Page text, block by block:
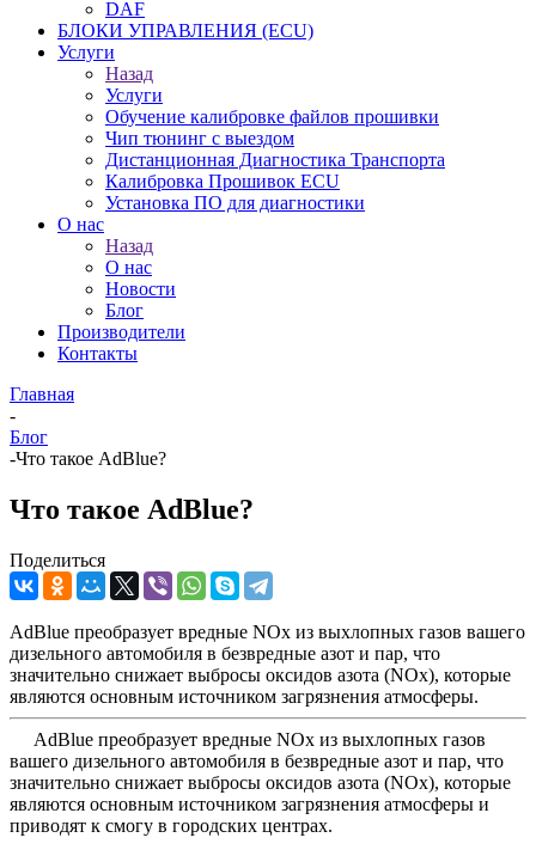
DAF
БЛОКИ УПРАВЛЕНИЯ (ECU)
Услуги
Назад
Услуги
Обучение калибровке файлов прошивки
Чип тюнинг с выездом
Дистанционная Диагностика Транспорта
Калибровка Прошивок ECU
Установка ПО для диагностики
О нас
Назад
О нас
Новости
Блог
Производители
Контакты
Главная
-
Блог
-Что такое AdBlue?
Что такое AdBlue?
Поделиться
AdBlue преобразует вредные NOx из выхлопных газов вашего
дизельного автомобиля в безвредные азот и пар, что
значительно снижает выбросы оксидов азота (NOx), которые
являются основным источником загрязнения атмосферы.
AdBlue преобразует вредные NOx из выхлопных газов
вашего дизельного автомобиля в безвредные азот и пар, что
значительно снижает выбросы оксидов азота (NOx), которые
являются основным источником загрязнения атмосферы и
приводят к смогу в городских центрах.